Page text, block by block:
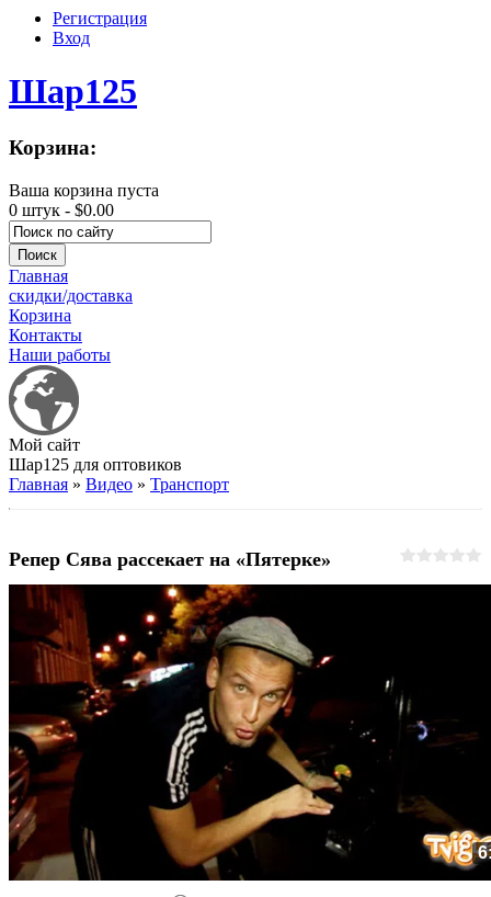
Регистрация
Вход
Шар125
Корзина:
Ваша корзина пуста
0 штук - $0.00
Главная
скидки/доставка
Корзина
Контакты
Наши работы
Мой сайт
Шар125 для оптовиков
Главная » Видео » Транспорт
Репер Сява рассекает на «Пятерке»